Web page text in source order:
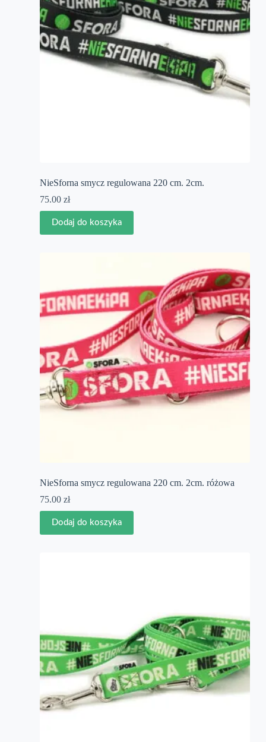
NieSforna smycz regulowana 220 cm. 2cm.
75.00 zł
Dodaj do koszyka
NieSforna smycz regulowana 220 cm. 2cm. różowa
75.00 zł
Dodaj do koszyka